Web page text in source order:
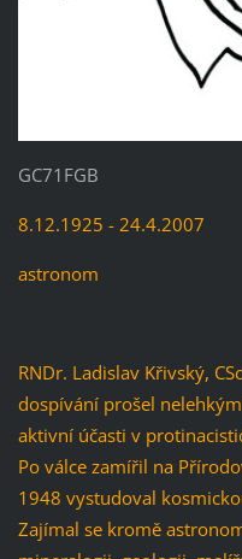
GC71FGB
8.12.1925 - 24.4.2007
astronom
RNDr. Ladislav Křivský,
dospívání prošel
aktivní účasti v
Po válce zamířil na
1948 vystudoval
Zajímal se kromě